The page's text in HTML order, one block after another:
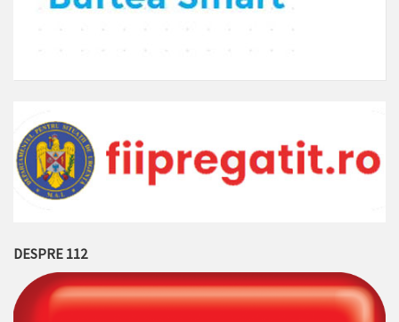
DESPRE 112